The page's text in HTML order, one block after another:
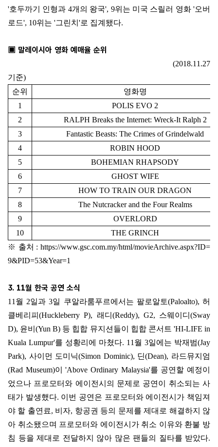
'호두까기 인형과 4개의 왕국', 9위는 미국 스릴러 영화 '오버
로드', 10위는 '그린치 '로 집계됐다.
▣ 말레이시아 영화 예매율 순위
(2018.11.27
기준)
순위
영화명
1
POLIS EVO 2
2
RALPH Breaks the Internet: Wreck-It Ralph 2
3
Fantastic Beasts: The Crimes of Grindelwald
4
ROBIN HOOD
5
BOHEMIAN RHAPSODY
6
GHOST WIFE
7
HOW TO TRAIN OUR DRAGON
8
The Nutcracker and the Four Realms
9
OVERLORD
10
THE GRINCH
※ 출처 : https://www.gsc.com.my/html/movieArchive.aspx?ID=
9&PID=53&Year=1
3. 11월 한국 공연 소식
11 월 2일과3일 쿠알라룸푸르에서는 팔로알토(Paloalto),허
클베리피 (Huckleberry P), 래디 (Reddy), G2, 스웨이디 (Sway
D), 윤비(Yun B) 등 힙합 뮤지션들이 힙합 콘서트 'HI-LIFE in
Kuala Lumpur'를 성황리에 마쳤다. 11 월 3일에는 박재범(Jay
Park), 사이먼 도미닉(Simon Dominic), 딘(Dean), 라드뮤지엄
(Rad Museum)이'Above Ordinary Malaysia'를 공연할 예정이
었으나 프로모터와 에이전시의 문제로 공연이 취소되는 사
태가 발생했다. 이번 공연은 프로모터와 에이전시가 책임져
야 할 출연료, 비자, 항공권 등의 문제를 제대로 해결하지 않
아 취소됐으며 프로모터와 에이전시가 취소 이유와 환불 방
침 등을 제대로 전달하지 않아 많은 팬들의 질타를 받았다.